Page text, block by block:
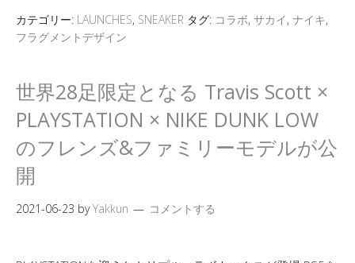
カテゴリー: LAUNCHES, SNEAKER タグ: コラボ, サカイ, ナイキ,
フラグメントデザイン
世界28足限定となる Travis Scott ×
PLAYSTATION × NIKE DUNK LOW
のフレンズ&ファミリーモデルが公
開
2021-06-23 byYakkun コメントする